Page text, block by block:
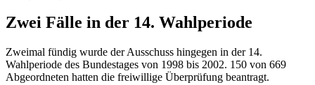
Zwei Fälle in der 14. Wahlperiode
Zweimal fündig wurde der Ausschuss hingegen in der 14.
Wahlperiode des Bundestages von 1998 bis 2002. 150 von 669
Abgeordneten hatten die freiwillige Überprüfung beantragt.